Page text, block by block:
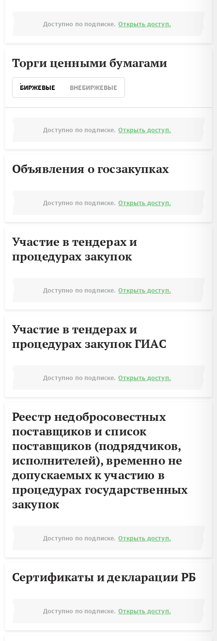
Доступно по подписке. Открыть доступ.
Торги ценными бумагами
БИРЖЕВЫЕ ВНЕБИРЖЕВЫЕ
Доступно по подписке. Открыть доступ.
Объявления о госзакупках
Доступно по подписке. Открыть доступ.
Участие в тендерах и
процедурах закупок
Доступно по подписке. Открыть доступ.
Участие в тендерах и
процедурах закупок ГИАС
Доступно по подписке. Открыть доступ.
Реестр недобросовестных
поставщиков и список
поставщиков (подрядчиков,
исполнителей), временно не
допускаемых к участию в
процедурах государственных
закупок
Доступно по подписке. Открыть доступ.
Сертификаты и декларации РБ
Доступно по подписке. Открыть доступ.